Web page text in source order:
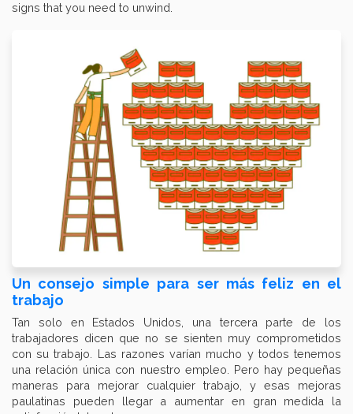
signs that you need to unwind.
Un consejo simple para ser más feliz en el
trabajo
Tan solo en Estados Unidos, una tercera parte de los
trabajadores dicen que no se sienten muy comprometidos
con su trabajo. Las razones varían mucho y todos tenemos
una relación única con nuestro empleo. Pero hay pequeñas
maneras para mejorar cualquier trabajo, y esas mejoras
paulatinas pueden llegar a aumentar en gran medida la